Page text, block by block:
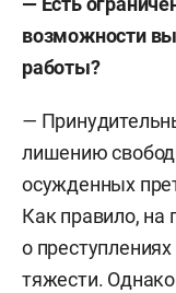
возможности
работы?
—
лишению
осужденных
Как правило, на
о
тяжести.